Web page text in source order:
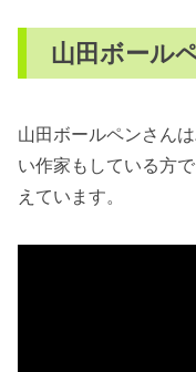
山田ボール
山田ボールペンさん
い作家もしている方
えています。